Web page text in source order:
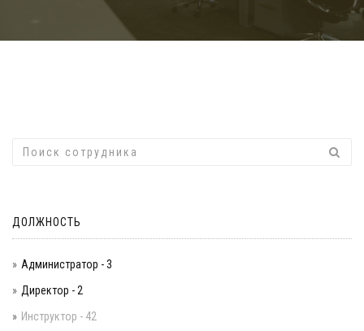
ДОЛЖНОСТЬ
Администратор - 3
Директор - 2
Инструктор - 42